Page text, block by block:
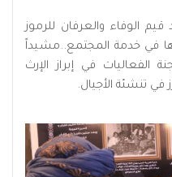
الوفاء والعرفان للرموز
في خدمة المجتمع..مشيداً
الفعاليات في إبراز الإرث
في تنشئة الأجيال.